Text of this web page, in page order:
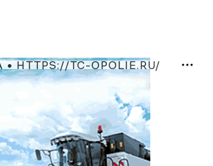
HTTPS://TC-OPOLIE.RU/